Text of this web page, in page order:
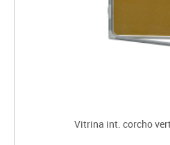
Vitrina int. corcho